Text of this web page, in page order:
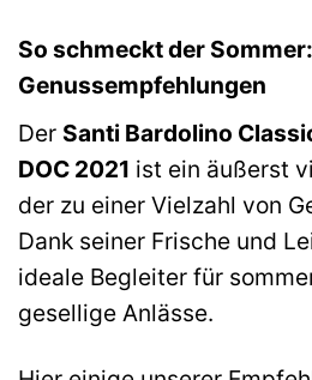
So schmeckt der Sommer:
Genussempfehlungen
Der Santi Bardolino
DOC 2021 ist ein äußerst
der zu einer Vielzahl von
Dank seiner Frische und
ideale Begleiter für
gesellige Anlässe.